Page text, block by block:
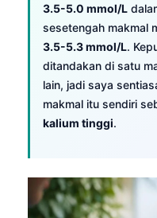
3.5-5.0 mmol/L
sesetengah makmal
3.5-5.3 mmol/L.
ditandakan di satu
lain, jadi saya
makmal itu sendiri
kalium tinggi.